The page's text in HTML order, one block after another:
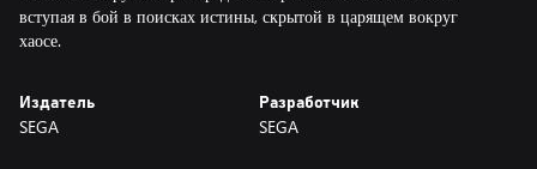
вступая в бой в поисках истины, скрытой в царящем вокруг
хаосе.
Издатель
SEGA
Разработчик
SEGA